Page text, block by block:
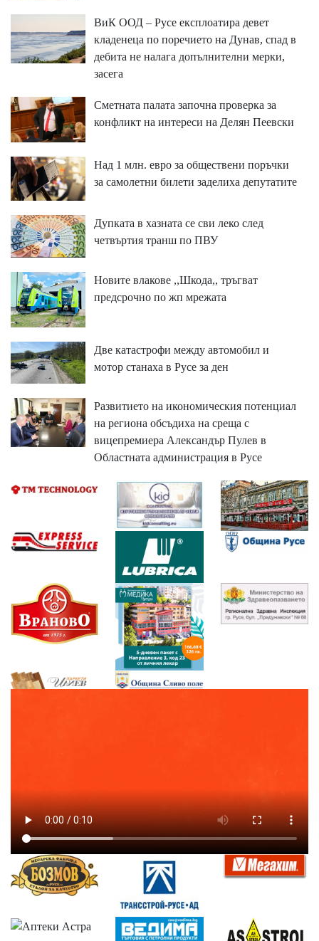
ВиК ООД – Русе експлоатира девет
кладенеца по поречието на Дунав, спад в
дебита не налага допълнителни мерки,
засега
Сметната палата започна проверка за
конфликт на интереси на Делян Пеевски
Над 1 млн. евро за обществени поръчки
за самолетни билети заделиха депутатите
Дупката в хазната се сви леко след
четвъртия транш по ПВУ
Новите влакове ,,Шкода,, тръгват
предсрочно по жп мрежата
Две катастрофи между автомобил и
мотор станаха в Русе за ден
Развитието на икономическия потенциал
на региона обсъдиха на среща с
вицепремиера Александър Пулев в
Областната администрация в Русе